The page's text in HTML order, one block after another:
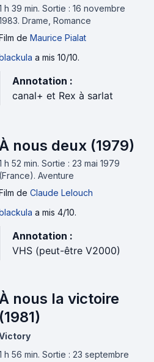
h 39 min. Sortie : 16 novembre
Drame, Romance
de Maurice Pialat
a mis 10/10.
Annotation :
canal+ et Rex à sarlat
À nous deux (1979)
h 52 min. Sortie : 23 mai 1979
(France). Aventure
de Claude Lelouch
a mis 4/10.
Annotation :
VHS (peut-être V2000)
nous la victoire
(1981)
h 56 min. Sortie : 23 septembre